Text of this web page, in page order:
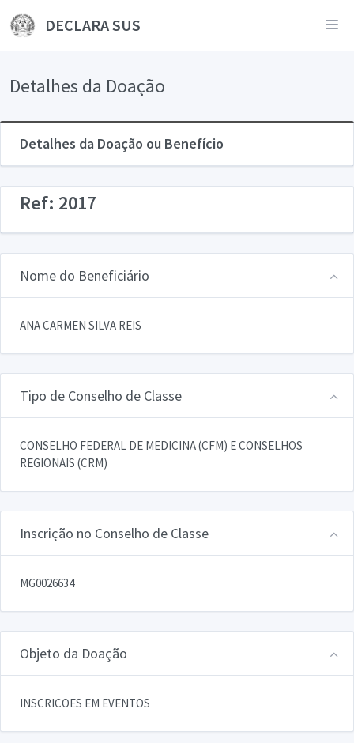
DECLARA SUS
Detalhes da Doação
Detalhes da Doação ou Benefício
Ref: 2017
Nome do Beneficiário
ANA CARMEN SILVA REIS
Tipo de Conselho de Classe
CONSELHO FEDERAL DE MEDICINA (CFM) E CONSELHOS
REGIONAIS (CRM)
Inscrição no Conselho de Classe
MG0026634
Objeto da Doação
INSCRICOES EM EVENTOS